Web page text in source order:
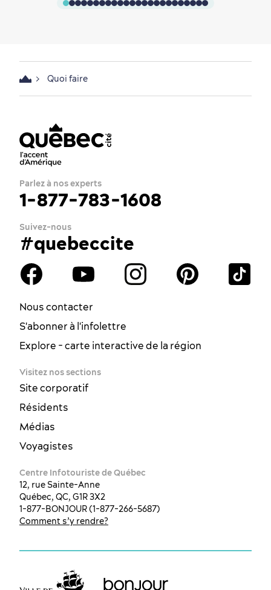
Quoi faire
Parlez à nos experts
1-877-783-1608
Suivez-nous
#quebeccite
Nous contacter
S'abonner à l'infolettre
Explore - carte interactive de la région
Visitez nos sections
Site corporatif
Résidents
Médias
Voyagistes
Centre Infotouriste de Québec
12, rue Sainte-Anne
Québec, QC, G1R 3X2
1-877-BONJOUR (1-877-266-5687)
Comment s’y rendre?